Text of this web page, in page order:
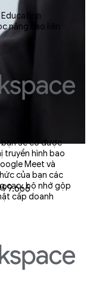
nâng cao liên
sẽ có được
truyền hình bao
Meet và
của bạn các
cao, bộ nhớ gộp
cấp doanh